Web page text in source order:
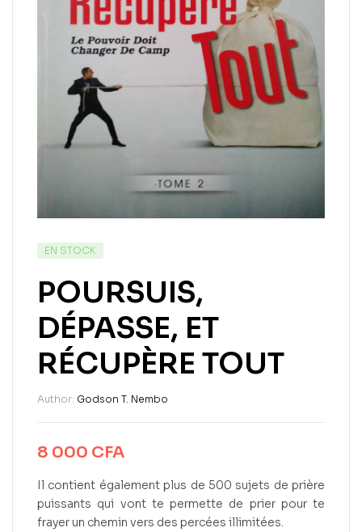
EN STOCK
POURSUIS,
DÉPASSE, ET
RÉCUPÈRE TOUT
Author: Godson T. Nembo
8 000 CFA
Il contient également plus de 500 sujets de prière
puissants qui vont te permette de prier pour te
frayer un chemin vers des percées illimitées.